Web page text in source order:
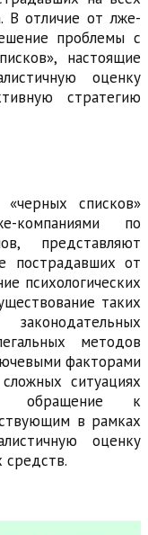
В отличие от лже-
проблемы с
настоящие
оценку
стратегию
списков»
компаниями по
представляют
пострадавших от
психологических
таких
методов
факторами
ситуациях
обращение к
в рамках
оценку
средств.